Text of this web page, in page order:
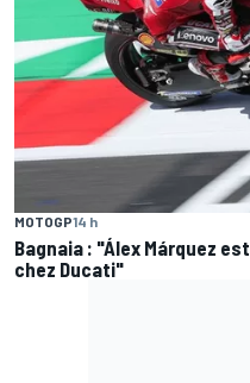
MOTOGP14 h
Bagnaia : "Álex Márquez
chez Ducati"